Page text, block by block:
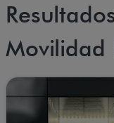
Movilidad